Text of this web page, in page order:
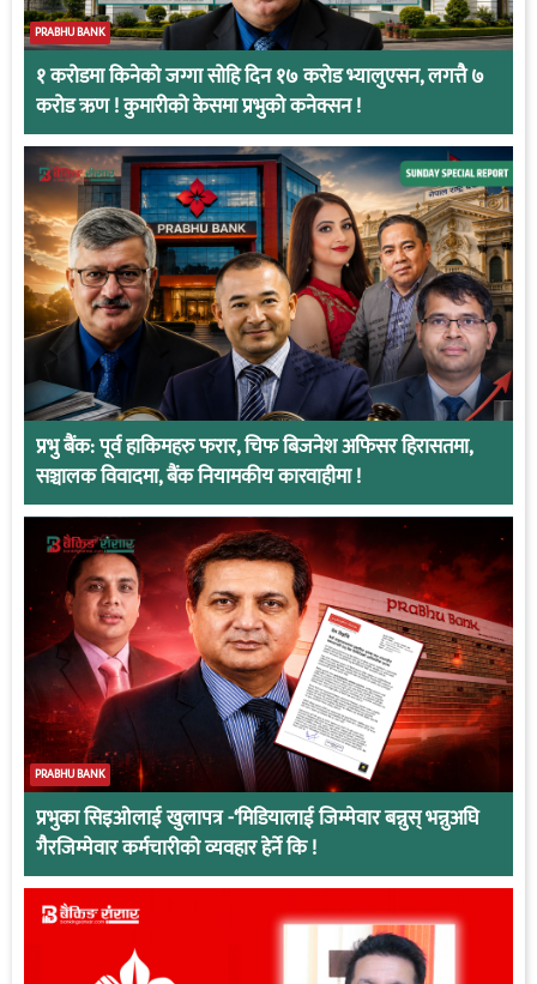
PRABHU BANK
१ करोडमा किनेको जग्गा सोहि दिन १७ करोड भ्यालुएसन, लगत्तै ७
करोड ऋण ! कुमारीको केसमा प्रभुको कनेक्सन !
प्रभु बैंक: पूर्व हाकिमहरु फरार, चिफ बिजनेश अफिसर हिरासतमा,
सञ्चालक विवादमा, बैंक नियामकीय कारवाहीमा !
PRABHU BANK
प्रभुका सिइओलाई खुलापत्र -‘मिडियालाई जिम्मेवार बन्नुस् भन्नुअघि
गैरजिम्मेवार कर्मचारीको व्यवहार हेर्ने कि !